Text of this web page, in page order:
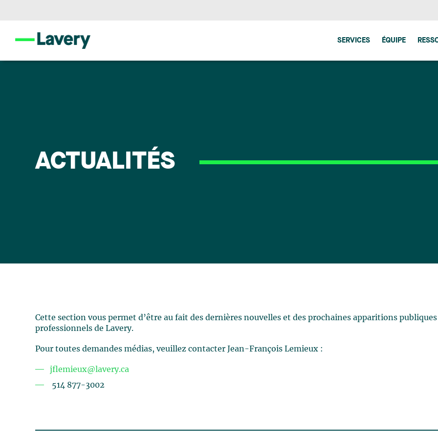
SERVICES ÉQUIPE
ACTUALITÉS
Cette section vous permet d’être au fait des dernières nouvelles et des prochaines apparitions publiques
professionnels de Lavery.
Pour toutes demandes médias, veuillez contacter Jean-François Lemieux :
jflemieux@lavery.ca
514 877-3002